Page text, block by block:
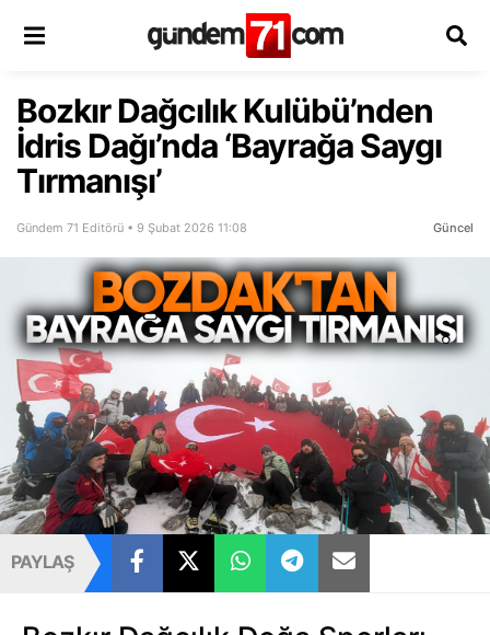
Bozkır Dağcılık Kulübü’nden
İdris Dağı’nda ‘Bayrağa Saygı
Tırmanışı’
Gündem 71 Editörü • 9 Şubat 2026 11:08 Güncel
PAYLAŞ